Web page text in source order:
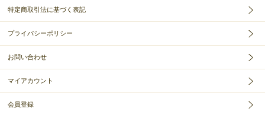
特定商取引法に基づく表記
プライバシーポリシー
お問い合わせ
マイアカウント
会員登録